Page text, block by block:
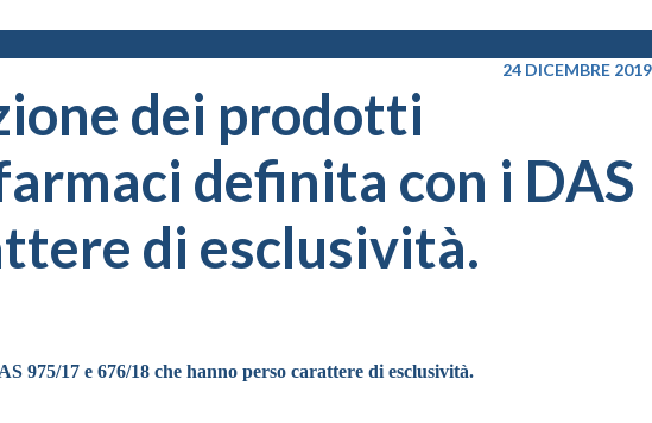
24 DICEMBRE 2019
dei prodotti
definita con i DAS
di esclusività.
17 e 676/18 che hanno perso carattere di esclusività.